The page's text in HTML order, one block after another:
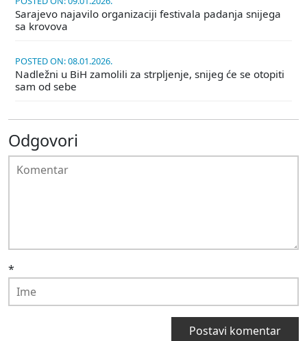
Sarajevo najavilo organizaciji festivala padanja snijega
sa krovova
POSTED ON: 08.01.2026.
Nadležni u BiH zamolili za strpljenje, snijeg će se otopiti
sam od sebe
Odgovori
*